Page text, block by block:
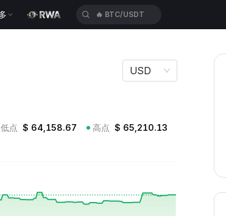
🔥 BTC/USDT
USD
低点 $ 64,158.67 高点 $ 65,210.13